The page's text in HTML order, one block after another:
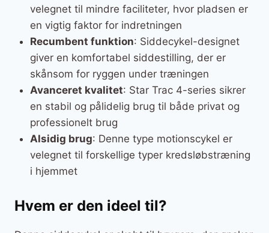
velegnet til mindre faciliteter, hvor pladsen er
en vigtig faktor for indretningen
Recumbent funktion: Siddecykel-designet
giver en komfortabel siddestilling, der er
skånsom for ryggen under træningen
Avanceret kvalitet: Star Trac 4-series sikrer
en stabil og pålidelig brug til både privat og
professionelt brug
Alsidig brug: Denne type motionscykel er
velegnet til forskellige typer kredsløbstræning
i hjemmet
Hvem er den ideel til?